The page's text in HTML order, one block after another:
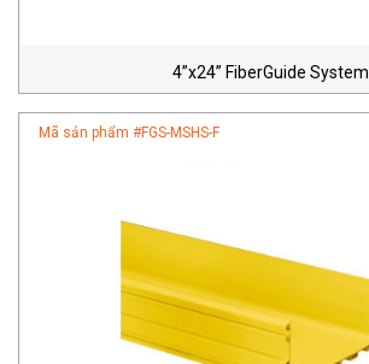
4”x24” FiberGuide System
Mã sản phẩm #FGS-MSHS-F